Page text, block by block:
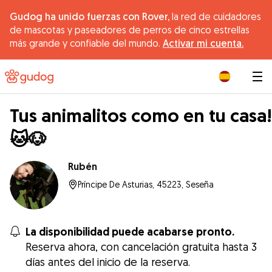
Gudog ha unido fuerzas con Rover, la red de cuidadores
de mascotas y paseadores de perros de cinco estrellas
más grande y confiable del mundo. Activar mi cuenta.
Tus animalitos como en tu casa!
🐱🐶
Rubén
Príncipe De Asturias, 45223, Seseña
La disponibilidad puede acabarse pronto.
Reserva ahora, con cancelación gratuita hasta 3
días antes del inicio de la reserva.